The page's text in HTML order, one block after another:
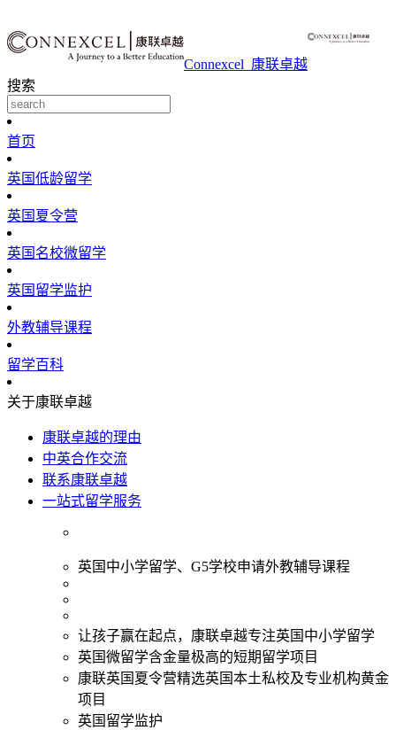
Connexcel_康联卓越
搜索
首页
英国低龄留学
英国夏令营
英国名校微留学
英国留学监护
外教辅导课程
留学百科
关于康联卓越
康联卓越的理由
中英合作交流
联系康联卓越
一站式留学服务
英国中小学留学、G5学校申请外教辅导课程
让孩子赢在起点，康联卓越专注英国中小学留学
英国微留学含金量极高的短期留学项目
康联英国夏令营精选英国本土私校及专业机构黄金
项目
英国留学监护